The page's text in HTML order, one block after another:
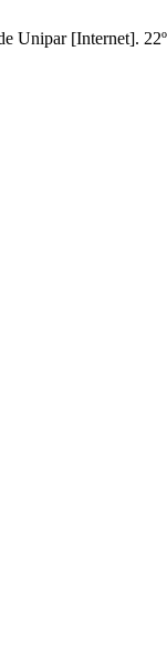
Unipar [Internet].